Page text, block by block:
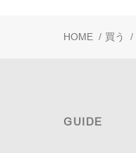
HOME / 買う /
GUIDE